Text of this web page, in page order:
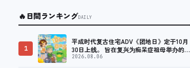
🔥日間ランキングDAILY
1
平成时代复古住宅ADV《团地日》定于10月
30日上线。 旨在复兴为痴呆症祖母举办的夏
季节日
2026.08.06